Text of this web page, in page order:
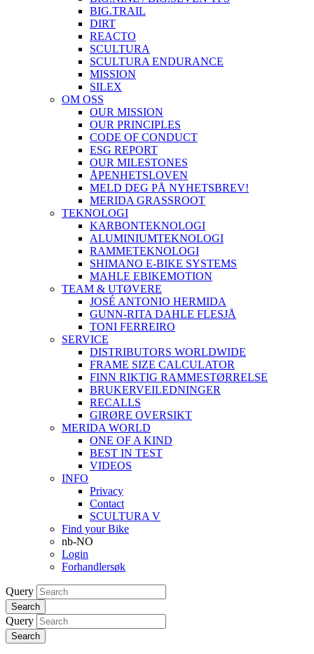
BIG.TRAIL
DIRT
REACTO
SCULTURA
SCULTURA ENDURANCE
MISSION
SILEX
OM OSS
OUR MISSION
OUR PRINCIPLES
CODE OF CONDUCT
ESG REPORT
OUR MILESTONES
ÅPENHETSLOVEN
MELD DEG PÅ NYHETSBREV!
MERIDA GRASSROOT
TEKNOLOGI
KARBONTEKNOLOGI
ALUMINIUMTEKNOLOGI
RAMMETEKNOLOGI
SHIMANO E-BIKE SYSTEMS
MAHLE EBIKEMOTION
TEAM & UTØVERE
JOSÉ ANTONIO HERMIDA
GUNN-RITA DAHLE FLESJÅ
TONI FERREIRO
SERVICE
DISTRIBUTORS WORLDWIDE
FRAME SIZE CALCULATOR
FINN RIKTIG RAMMESTØRRELSE
BRUKERVEILEDNINGER
RECALLS
GIRØRE OVERSIKT
MERIDA WORLD
ONE OF A KIND
BEST IN TEST
VIDEOS
INFO
Privacy
Contact
SCULTURA V
Find your Bike
nb-NO
Login
Forhandlersøk
Query
Search
Query
Search